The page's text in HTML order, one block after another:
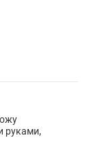
руками,